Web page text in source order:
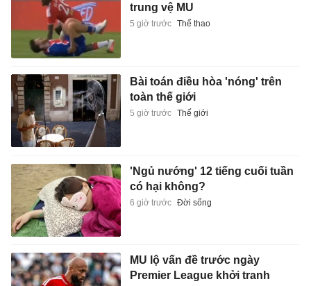
trung vệ MU
5 giờ trước Thể thao
Bài toán điều hòa 'nóng' trên
toàn thế giới
5 giờ trước Thế giới
'Ngủ nướng' 12 tiếng cuối tuần
có hại không?
6 giờ trước Đời sống
MU lộ vấn đề trước ngày
Premier League khởi tranh